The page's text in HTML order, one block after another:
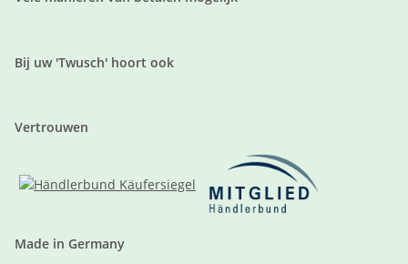
Bij uw 'Twusch' hoort ook
Vertrouwen
Made in Germany